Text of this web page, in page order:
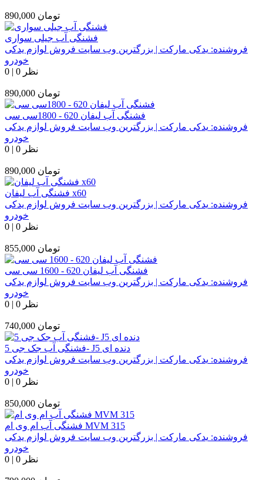
890,000 تومان
فشنگی آب جیلی سواری
فروشنده: یدکی مارکت | بزرگترین وب سایت فروش لوازم یدکی
خودرو
0 | 0 نظر
890,000 تومان
فشنگی آب لیفان 620 - 1800سی سی
فروشنده: یدکی مارکت | بزرگترین وب سایت فروش لوازم یدکی
خودرو
0 | 0 نظر
890,000 تومان
فشنگی آب لیفان x60
فروشنده: یدکی مارکت | بزرگترین وب سایت فروش لوازم یدکی
خودرو
0 | 0 نظر
855,000 تومان
فشنگی آب لیفان 620 - 1600 سی سی
فروشنده: یدکی مارکت | بزرگترین وب سایت فروش لوازم یدکی
خودرو
0 | 0 نظر
740,000 تومان
فشنگی آب جک جی 5- J5 دنده ای
فروشنده: یدکی مارکت | بزرگترین وب سایت فروش لوازم یدکی
خودرو
0 | 0 نظر
850,000 تومان
فشنگی آب ام وی ام MVM 315
فروشنده: یدکی مارکت | بزرگترین وب سایت فروش لوازم یدکی
خودرو
0 | 0 نظر